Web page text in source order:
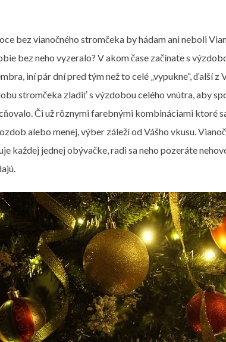
bez vianočného stromčeka by hádam ani neboli
bez neho vyzeralo? V akom čase začínate s
iní pár dní pred tým než to celé „vypukne“, ďalší
stromčeka zladiť s výzdobou celého vnútra, aby
Či už rôznymi farebnými kombináciami ktoré
alebo menej, výber záleží od Vášho vkusu.
každej jednej obývačke, radi sa neho pozeráte